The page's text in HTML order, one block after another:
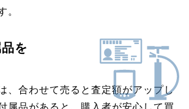
。
を
、合わせて売ると査定額がアップし
属品があると、購入者が安心して買